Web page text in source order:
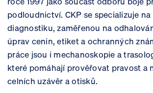
podloudnictví. CKP se specializuje
diagnostiku, zaměřenou na
úprav cenin, etiket a ochranných
práce jsou i mechanoskopie a
které pomáhají prověřovat pravost a
celních uzávěr a otisků.